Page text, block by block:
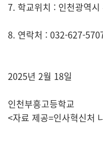
7. 학교위치 : 인천광역
8. 연락처 : 032-627-
2025년 2월 18일
인천부흥고등학교
<자료 제공=인사혁신처